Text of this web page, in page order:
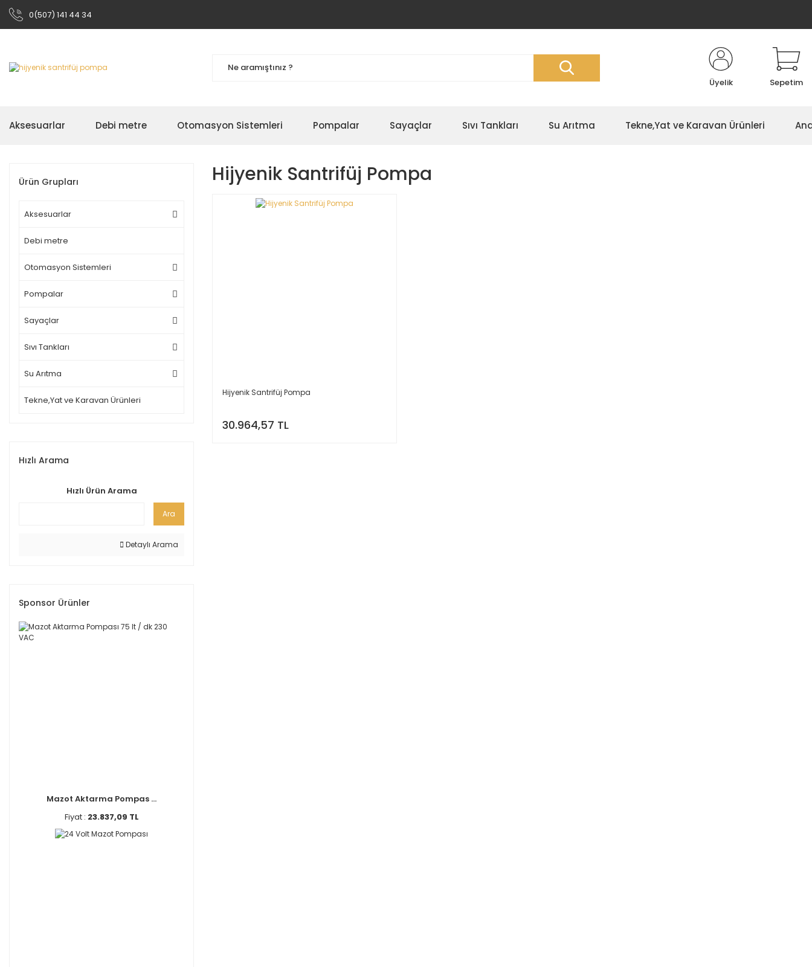
0(507) 141 44 34
Üyelik Sepetim
Aksesuarlar Debi metre Otomasyon Sistemleri Pompalar Sayaçlar Sıvı Tankları Su Arıtma Tekne,Yat ve Karavan Ürünleri
Ürün Grupları
Aksesuarlar
Debi metre
Otomasyon Sistemleri
Pompalar
Sayaçlar
Sıvı Tankları
Su Arıtma
Tekne,Yat ve Karavan Ürünleri
Hızlı Arama
Hızlı Ürün Arama
Ara
Detaylı Arama
Sponsor Ürünler
Mazot Aktarma Pompas ...
Fiyat : 23.837,09 TL
Hijyenik Santrifüj Pompa
Hijyenik Santrifüj Pompa
30.964,57 TL